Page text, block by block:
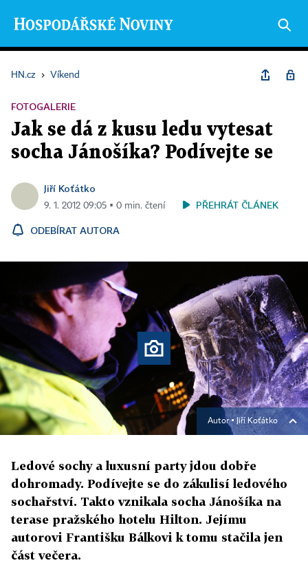
HN.cz › Víkend
FOTOGALERIE
Jak se dá z kusu ledu vytesat
socha Jánošíka? Podívejte se
Jiří Koťátko
9. 1. 2012 09:05 ▪ 0 min. čtení PŘEHRÁT ČLÁNEK
ODEBÍRAT AUTORA
Autor ▪ Jiří Koťátko
Ledové sochy a luxusní party jdou dobře
dohromady. Podívejte se do zákulisí ledového
sochařství. Takto vznikala socha Jánošíka na
terase pražského hotelu Hilton. Jejímu
autorovi Františku Bálkovi k tomu stačila jen
část večera.